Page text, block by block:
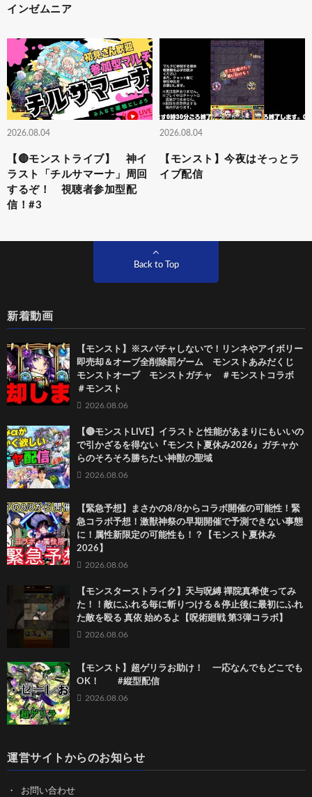
インゼムニア
2026.08.04
【🔴モンストライブ】 神イ
ラスト「チルサマーナ」周回
するぞ！ 視聴者参加型配
信！#3
2026.08.04
【モンスト】今夜はそっとラ
イブ配信
Back to Top
新着動画
【モンスト】※スパチャしないで！リンネやアイボリー
即売却＆オーブ全削除罰ゲーム モンストあみだくじ
モンストオーブ モンストガチャ ＃モンストコラボ
＃モンスト
2026.08.06
【🔴モンストLIVE】イラストと性能があまりにもいいの
で引かざるを得ない『モンスト夏休み2026』ガチャか
らのそろそろ勝ちたい神獣の聖域
2026.08.06
【緊急予想】まさかの8/8からコラボ開催の可能性！緊
急コラボ予想！激獣神祭の早期開催で予測できない事態
に！属性新限定の可能性も！？【モンスト夏休み
2026】
2026.08.06
【モンスターストライク】天与呪縛 禪院真希使ってみ
た！！敵にふれる毎に斬りつける＆停止後に最初にふれ
た敵を殴る 真依 始めるよ【呪術廻戦 第3弾コラボ】
2026.08.06
【モンスト】超ゲリラお助け！ 一応なんでもどこでも
OK！ #縦型配信
2026.08.06
運営サイトからのお知らせ
お問い合わせ